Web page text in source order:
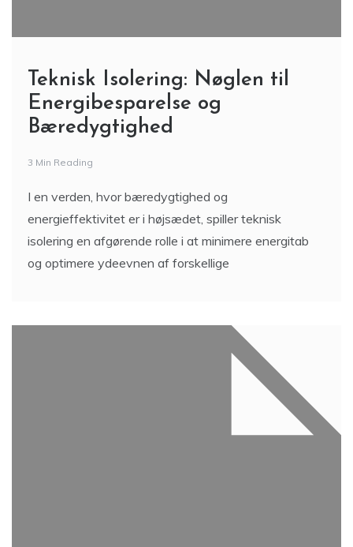
Teknisk Isolering: Nøglen til
Energibesparelse og
Bæredygtighed
3 Min Reading
I en verden, hvor bæredygtighed og
energieffektivitet er i højsædet, spiller teknisk
isolering en afgørende rolle i at minimere energitab
og optimere ydeevnen af forskellige